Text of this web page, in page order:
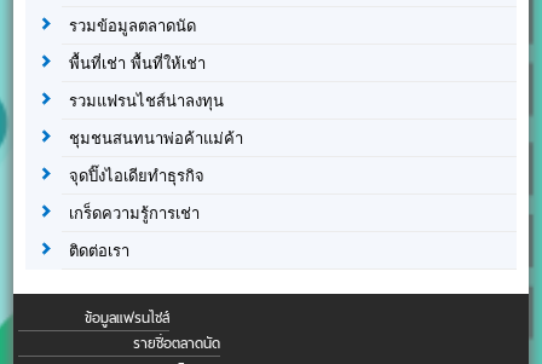
รวมข้อมูลตลาดนัด
พื้นที่เช่า พื้นที่ให้เช่า
รวมแฟรนไชส์น่าลงทุน
ชุมชนสนทนาพ่อค้าแม่ค้า
จุดปิ๊งไอเดียทำธุรกิจ
เกร็ดความรู้การเช่า
ติดต่อเรา
ข้อมูลแฟรนไชส์
รายชื่อตลาดนัด